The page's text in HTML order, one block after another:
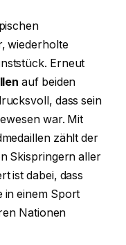
wiederholte
Erneut
auf beiden
dass sein
war. Mit
zählt der
Skispringern aller
ist dabei, dass
in einem Sport
Nationen